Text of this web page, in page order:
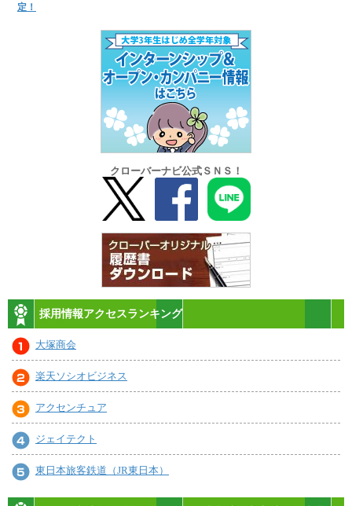
定！
クローバーナビ公式ＳＮＳ！
採用情報アクセスランキング
大塚商会
楽天ソシオビジネス
アクセンチュア
ジェイテクト
東日本旅客鉄道（JR東日本）